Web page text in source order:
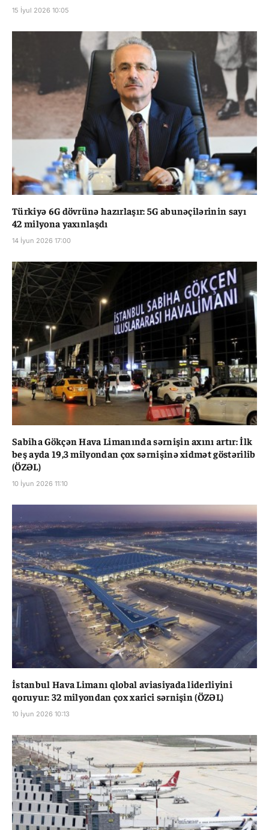
15 İyul 2026 10:05
Türkiyə 6G dövrünə hazırlaşır: 5G abunəçilərinin sayı
42 milyona yaxınlaşdı
14 İyun 2026 17:00
Sabiha Gökçən Hava Limanında sərnişin axını artır: İlk
beş ayda 19,3 milyondan çox sərnişinə xidmət göstərilib
(ÖZƏL)
10 İyun 2026 11:10
İstanbul Hava Limanı qlobal aviasiyada liderliyini
qoruyur: 32 milyondan çox xarici sərnişin (ÖZƏL)
10 İyun 2026 10:13